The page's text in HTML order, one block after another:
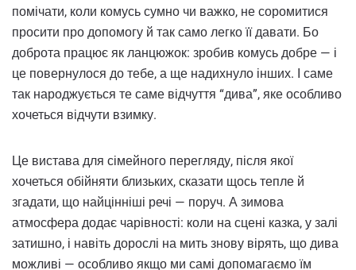
помічати, коли комусь сумно чи важко, не соромитися
просити про допомогу й так само легко її давати. Бо
доброта працює як ланцюжок: зробив комусь добре — і
це повернулося до тебе, а ще надихнуло інших. І саме
так народжується те саме відчуття “дива”, яке особливо
хочеться відчути взимку.
Це вистава для сімейного перегляду, після якої
хочеться обійняти близьких, сказати щось тепле й
згадати, що найцінніші речі — поруч. А зимова
атмосфера додає чарівності: коли на сцені казка, у залі
затишно, і навіть дорослі на мить знову вірять, що дива
можливі — особливо якщо ми самі допомагаємо їм